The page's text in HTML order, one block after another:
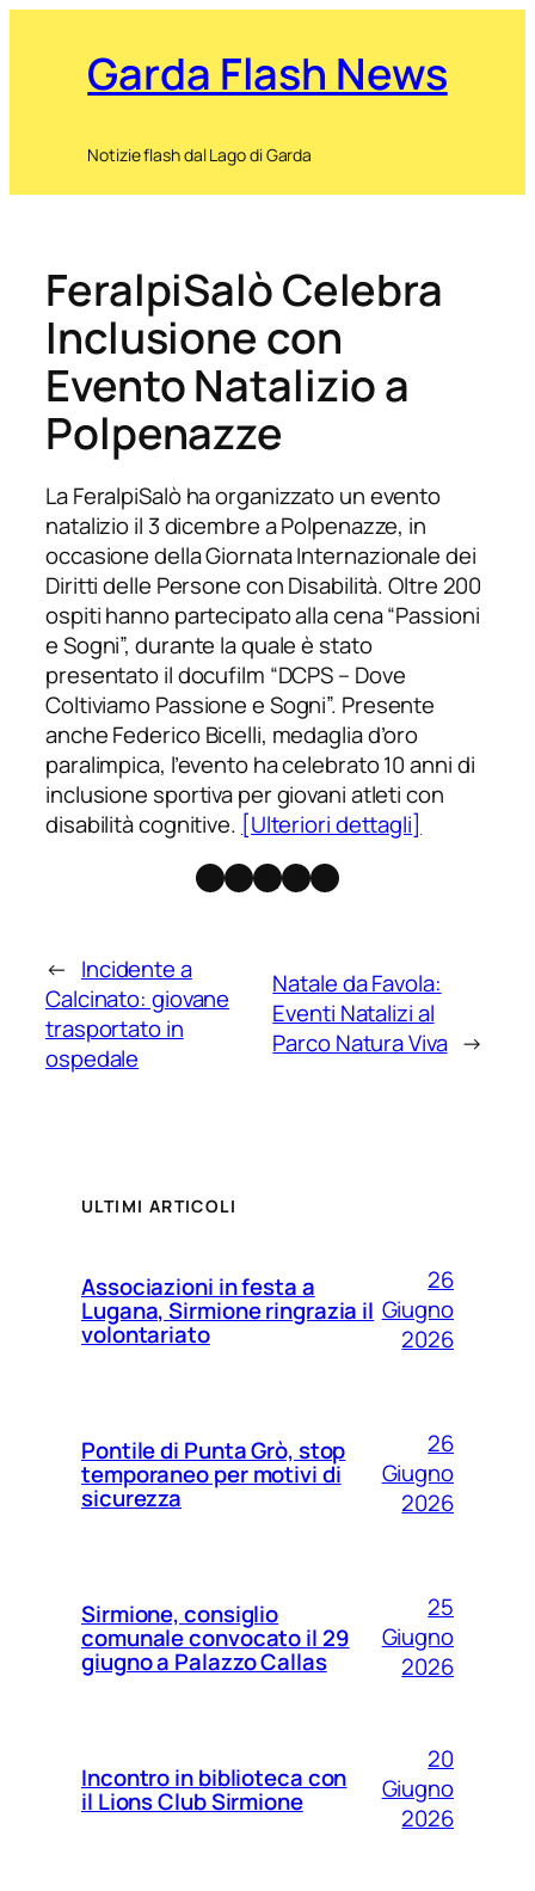
Garda Flash News
Notizie flash dal Lago di Garda
FeralpiSalò Celebra
Inclusione con
Evento Natalizio a
Polpenazze
La FeralpiSalò ha organizzato un evento
natalizio il 3 dicembre a Polpenazze, in
occasione della Giornata Internazionale dei
Diritti delle Persone con Disabilità. Oltre 200
ospiti hanno partecipato alla cena “Passioni
e Sogni”, durante la quale è stato
presentato il docufilm “DCPS – Dove
Coltiviamo Passione e Sogni”. Presente
anche Federico Bicelli, medaglia d’oro
paralimpica, l’evento ha celebrato 10 anni di
inclusione sportiva per giovani atleti con
disabilità cognitive. [Ulteriori dettagli]
Facebook
Instagram
X Threads
Telegram
← Incidente a
Calcinato: giovane
trasportato in
ospedale
Natale da Favola:
Eventi Natalizi al
Parco Natura Viva →
ULTIMI ARTICOLI
Associazioni in festa a
Lugana, Sirmione ringrazia il
volontariato
26
Giugno
2026
Pontile di Punta Grò, stop
temporaneo per motivi di
sicurezza
26
Giugno
2026
Sirmione, consiglio
comunale convocato il 29
giugno a Palazzo Callas
25
Giugno
2026
Incontro in biblioteca con
il Lions Club Sirmione
20
Giugno
2026